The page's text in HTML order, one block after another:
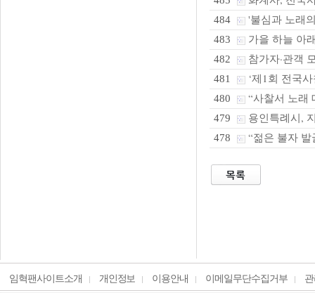
484 '불심과 노래
483 가을 하늘 아
482 참가자·관객
481 ‘제1회 전국
480 “사찰서 노래
479 용인특례시,
478 “젊은 불자
임혁팬사이트소개 개인정보 이용안내 이메일무단수집거부